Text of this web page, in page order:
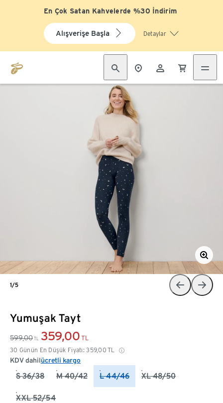
En Çok Satan Kahvelerde %30 İndirim
Alışverişe Başla Detaylar
Yumuşak Tayt
599,00 TL 359,00 TL
30 Günün En Düşük Fiyatı: 359,00 TL
KDV dahilücretli kargo
S 36/38 M 40/42 L 44/46 XL 48/50
XXL 52/54
1/5